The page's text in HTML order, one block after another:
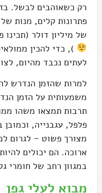
רק כשאוהבים לבשל.
של מיליון דולר
), כדי להכין
לעתים נכבד מהיום,
למרות שהזמן הנדרש
משמעותית על הזמן
תרבות תמצאו משהו
פלפל, עגבנייה,
מצורך פשוט – לגרום
ארוכה. הם יכולים
במגוון רחב של חומרי
מבוא לעלי גפן